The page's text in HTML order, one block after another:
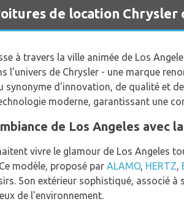
de location
à travers la ville animée de Los
l'univers de Chrysler - une marque
synonyme d'innovation, de qualité et
moderne, garantissant une
de Los Angeles avec
vivre le glamour de Los Angeles
modèle, proposé par ALAMO, HERTZ,
Son extérieur sophistiqué, associé
de l'environnement.